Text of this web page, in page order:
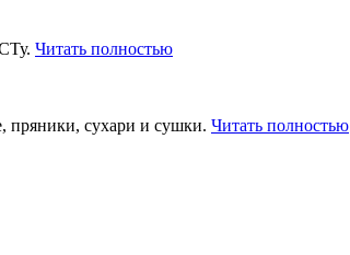
Читать полностью
пряники, сухари и сушки. Читать полностью